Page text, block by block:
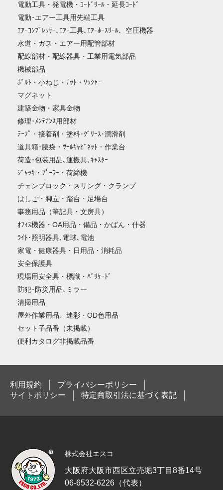
電動工具・発電機・ｺｰﾄﾞﾘｰﾙ・延長ｺｰﾄﾞ
電動･エアー工具用先端工具
ｴｱｰｺﾝﾌﾟﾚｯｻｰ､ｴｱｰ工具､ｴｱｰﾎｰｽﾘｰﾙ、空圧機器
水道・ガス・エアー用配管部材
配線部材・配線器具・工業用電気部品
機械部品
ﾎﾞﾙﾄ・小ねじ・ﾅｯﾄ・ﾜｯｼｬｰ
マグネット
建築金物・家具金物
修理･ﾒﾝﾃﾅﾝｽ用部材
ﾃｰﾌﾟ・接着剤・塗料･ｸﾞﾘｰｽ･潤滑剤
道具箱･腰袋・ﾂｰﾙｷｬﾋﾞﾈｯﾄ・作業台
荷造･包装用品､運搬具､ｷｬｽﾀｰ
ｼﾞｬｯｷ・ﾌﾟｰﾗｰ・荷締機
チェンブロック・スリング・クランプ
はしご・脚立・踏台・足場台
事務用品（筆記具・文房具）
ｵﾌｨｽ機器・OA用品・備品・かばん・什器
ﾗｲﾄ･照明器具､電球､電池
家電・健康器具・日用品・消耗品
安全保護具
現場用安全具・標識・ﾊﾞﾘｹｰﾄﾞ
防犯･防災用品､ミラー
清掃用品
屋外作業用品、迷彩・OD色用品
セット子品番（未掲載）
便利カタログ非掲載品番
利用規約
プライバシーポリシー
サイトポリシー
特定商取引法に基づく表記
株式会社エスコ
大阪府大阪市西区立売堀3丁目8番14号
06-6532-6226（代表）